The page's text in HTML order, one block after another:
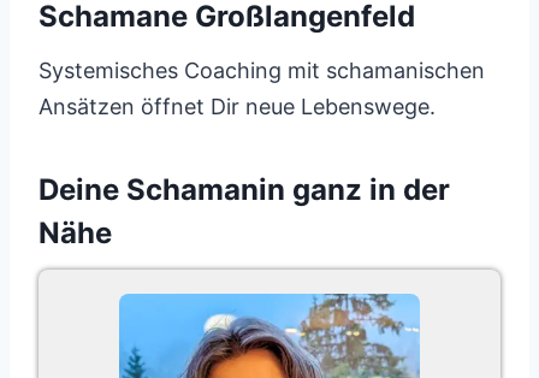
Schamane Großlangenfeld
Systemisches Coaching mit schamanischen
Ansätzen öffnet Dir neue Lebenswege.
Deine Schamanin ganz in der
Nähe